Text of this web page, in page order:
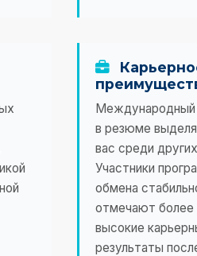
в резюме
вас среди
Участники
обмена
отмечают более
высокие
результаты